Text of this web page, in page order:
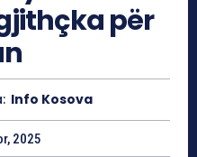
për
Info Kosova
2025